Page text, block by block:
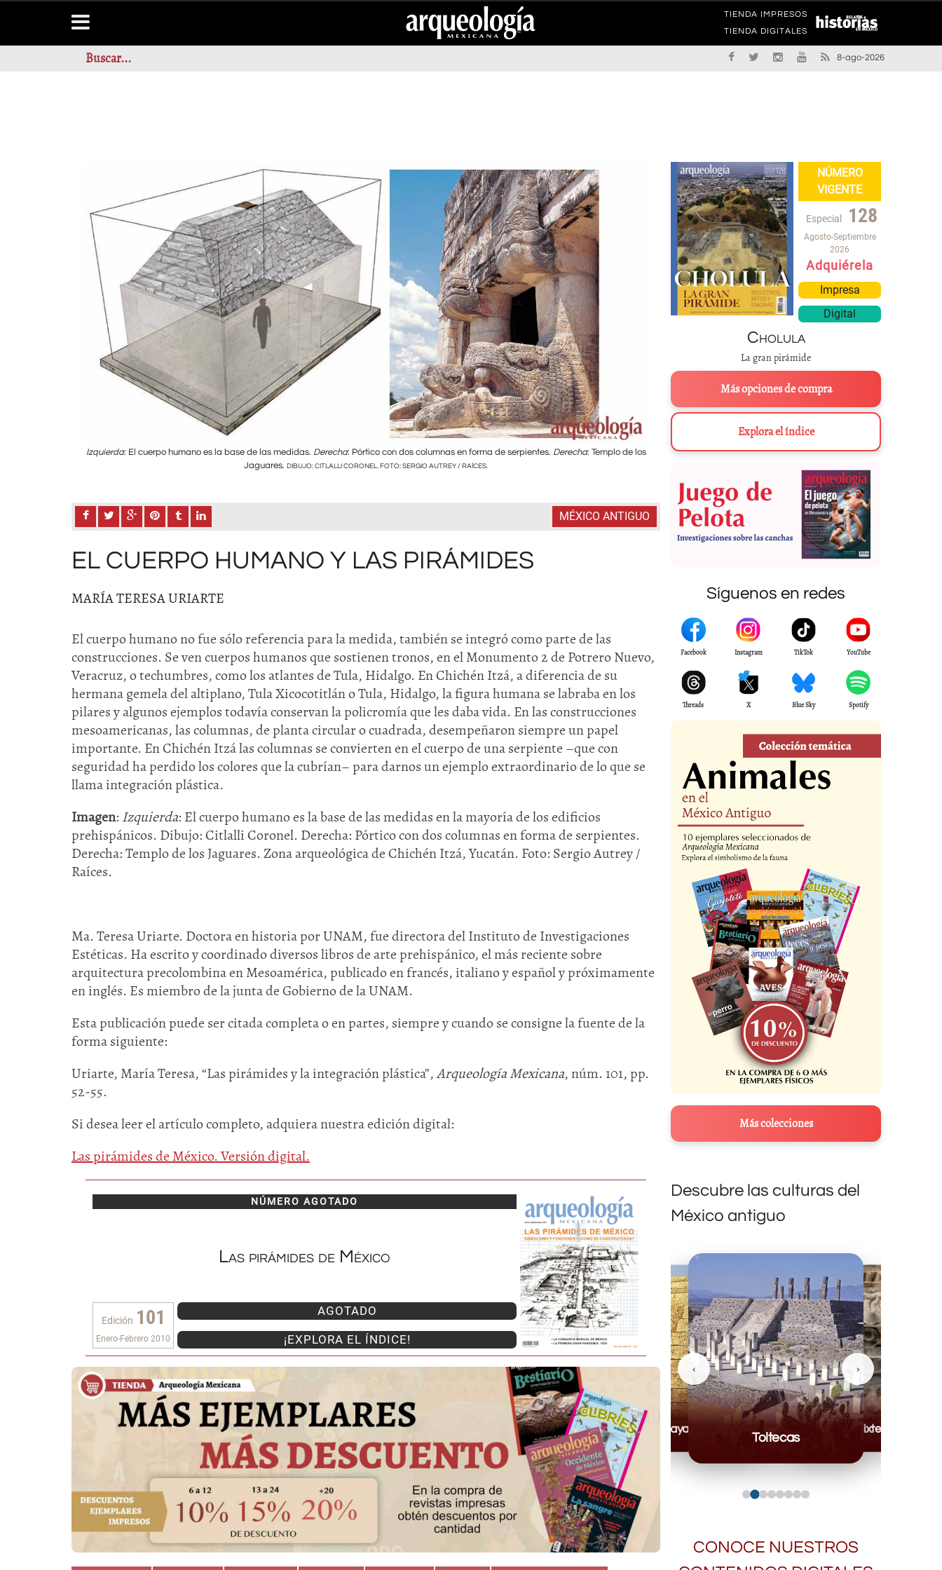
TIENDA IMPRESOS
TIENDA DIGITALES
8-ago-2026
Izquierda: El cuerpo humano es la base de las medidas. Derecha: Pórtico con dos columnas en forma de serpientes. Derecha: Templo de los
Jaguares. DIBUJO: CITLALLI CORONEL. FOTO: SERGIO AUTREY / RAÍCES.
Izquierda: El cuerpo humano es la base de las medidas.
MÉXICO ANTIGUO
EL CUERPO HUMANO Y LAS PIRÁMIDES
MARÍA TERESA URIARTE
El cuerpo humano no fue sólo referencia para la medida, también se integró como parte de las
construcciones. Se ven cuerpos humanos que sostienen tronos, en el Monumento 2 de Potrero Nuevo,
Veracruz, o techumbres, como los atlantes de Tula, Hidalgo. En Chichén Itzá, a diferencia de su
hermana gemela del altiplano, Tula Xicocotitlán o Tula, Hidalgo, la figura humana se labraba en los
pilares y algunos ejemplos todavía conservan la policromía que les daba vida. En las construcciones
mesoamericanas, las columnas, de planta circular o cuadrada, desempeñaron siempre un papel
importante. En Chichén Itzá las columnas se convierten en el cuerpo de una serpiente –que con
seguridad ha perdido los colores que la cubrían– para darnos un ejemplo extraordinario de lo que se
llama integración plástica.
Imagen: Izquierda: El cuerpo humano es la base de las medidas en la mayoría de los edificios
prehispánicos. Dibujo: Citlalli Coronel. Derecha: Pórtico con dos columnas en forma de serpientes.
Derecha: Templo de los Jaguares. Zona arqueológica de Chichén Itzá, Yucatán. Foto: Sergio Autrey /
Raíces.
Ma. Teresa Uriarte. Doctora en historia por UNAM, fue directora del Instituto de Investigaciones
Estéticas. Ha escrito y coordinado diversos libros de arte prehispánico, el más reciente sobre
arquitectura precolombina en Mesoamérica, publicado en francés, italiano y español y próximamente
en inglés. Es miembro de la junta de Gobierno de la UNAM.
Esta publicación puede ser citada completa o en partes, siempre y cuando se consigne la fuente de la
forma siguiente:
Uriarte, María Teresa, “Las pirámides y la integración plástica”,Arqueología Mexicana, núm. 101, pp.
52-55.
Si desea leer el artículo completo, adquiera nuestra edición digital:
Las pirámides de México. Versión digital.
NÚMERO AGOTADO
Las pirámides de México
Edición 101
Enero-Febrero 2010
AGOTADO
¡EXPLORA EL ÍNDICE!
NÚMERO
VIGENTE
Especial 128
Agosto-Septiembre
2026
Adquiérela
Impresa
Digital
Cholula
La gran pirámide
Más opciones de compra
Explora el índice
Síguenos en redes
Facebook Instagram TikTok YouTube
Threads X Blue Sky Spotify
Más colecciones
Descubre las culturas del
México antiguo
Mayas
Toltecas
Mixteca
Olmecas
‹ ›
CONOCE NUESTROS